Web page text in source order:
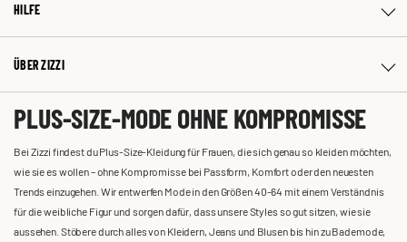
HILFE
ÜBER ZIZZI
PLUS-SIZE-MODE OHNE KOMPROMISSE
Bei Zizzi findest du Plus-Size-Kleidung für Frauen, die sich genau so kleiden möchten,
wie sie es wollen – ohne Kompromisse bei Passform, Komfort oder den neuesten
Trends einzugehen. Wir entwerfen Mode in den Größen 40-64 mit einem Verständnis
für die weibliche Figur und sorgen dafür, dass unsere Styles so gut sitzen, wie sie
aussehen. Stöbere durch alles von Kleidern, Jeans und Blusen bis hin zu Bademode,